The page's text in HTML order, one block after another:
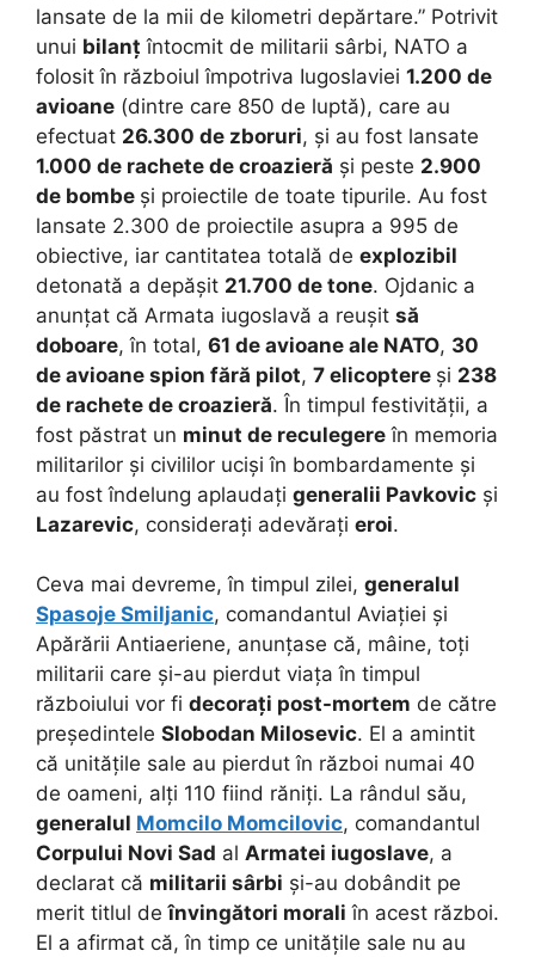
lansate de la mii de kilometri depărtare.” Potrivit
unui bilanț întocmit de militarii sârbi, NATO a
folosit în războiul împotriva Iugoslaviei 1.200 de
avioane (dintre care 850 de luptă), care au
efectuat 26.300 de zboruri, și au fost lansate
1.000 de rachete de croazieră și peste 2.900
de bombe și proiectile de toate tipurile. Au fost
lansate 2.300 de proiectile asupra a 995 de
obiective, iar cantitatea totală de explozibil
detonată a depășit 21.700 de tone. Ojdanic a
anunțat că Armata iugoslavă a reușit să
doboare, în total, 61 de avioane ale NATO, 30
de avioane spion fără pilot, 7 elicoptere și 238
de rachete de croazieră. În timpul festivității, a
fost păstrat un minut de reculegere în memoria
militarilor și civililor uciși în bombardamente și
au fost îndelung aplaudați generalii Pavkovic și
Lazarevic, considerați adevărați eroi.
Ceva mai devreme, în timpul zilei, generalul
Spasoje Smiljanic, comandantul Aviației și
Apărării Antiaeriene, anunțase că, mâine, toți
militarii care și-au pierdut viața în timpul
războiului vor fi decorați post-mortem de către
președintele Slobodan Milosevic. El a amintit
că unitățile sale au pierdut în război numai 40
de oameni, alți 110 fiind răniți. La rândul său,
generalul Momcilo Momcilovic, comandantul
Corpului Novi Sad al Armatei iugoslave, a
declarat că militarii sârbi și-au dobândit pe
merit titlul deînvingători morali în acest război.
El a afirmat că, în timp ce unitățile sale nu au